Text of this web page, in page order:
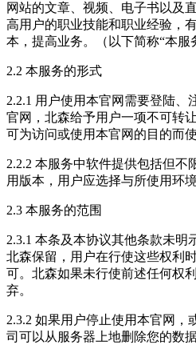
网站的文章、视频、电子书以及
高用户的职业技能和职业经验，
本，提高业务。（以下简称“本服
2.2 本服务的形式
2.2.1 用户使用本官网需要登陆、
官网，北森给予用户一项不可转
可为访问或使用本官网的目的而
2.2.2 本服务中软件提供包括但不
用版本，用户应选择与所使用环
2.3 本服务的范围
2.3.1 本条及本协议其他条款未明
北森保留，用户在行使这些权利
可。北森如果未行使前述任何权
弃。
2.3.2 如果用户停止使用本官网，
司可以从服务器上地删除您的数